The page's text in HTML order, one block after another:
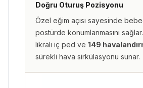
Doğru Oturuş Pozisyonu
Özel eğim açısı sayesinde
postürde konumlanmasını
likralı iç ped ve 149
sürekli hava sirkülasyonu sunar.